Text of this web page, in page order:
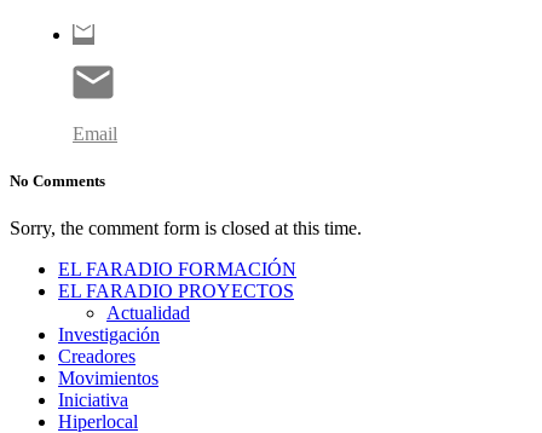
Email
No Comments
Sorry, the comment form is closed at this time.
EL FARADIO FORMACIÓN
EL FARADIO PROYECTOS
Actualidad
Investigación
Creadores
Movimientos
Iniciativa
Hiperlocal